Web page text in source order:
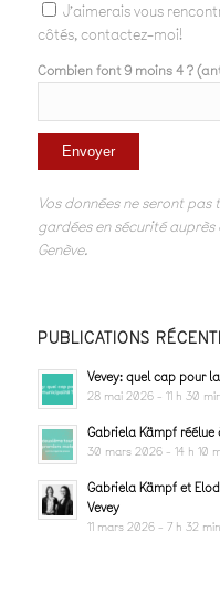
J'aimerais vous
côtés, contactez-moi!
Combien font 9 moins 4 ?
Vos données ne seront
gardées en sécurité
Genève.
PUBLICATIONS
Vevey: quel cap pour
28 mai 2026 - 11 h 30 min
Gabriela Kämpf réélue
30 mars 2026 - 14 h 10
Gabriela Kämpf et
Vevey
11 mars 2026 - 7 h 32 min